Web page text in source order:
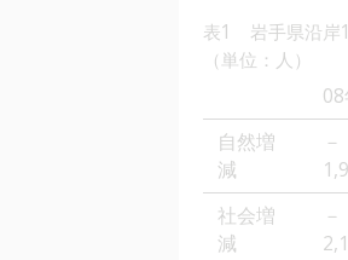
表1 岩手県沿岸
（単位：人）
自然増
減
－
社会増
減
－